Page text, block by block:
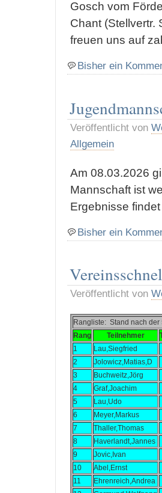
Gosch vom
Chant (Stellvertr.
freuen uns auf
Bisher ein
Veröffentlicht von
Allgemein
Am 08.03.2026
Mannschaft ist
Ergebnisse
Bisher ein
Veröffentlicht von
Rangliste: Stand nach
Rang
Teilnehmer
1
Lau,Siegfried
2
Jolowicz,Matias,D
3
Buchweitz,Jörg
4
Graf,Joachim
5
Lau,Udo
6
Meyer,Markus
7
Thaller,Thomas
8
Haverlandt,Jannes
9
Jovic,Ivan
10
Abel,Ernst
11
Ehrenreich,Andrea